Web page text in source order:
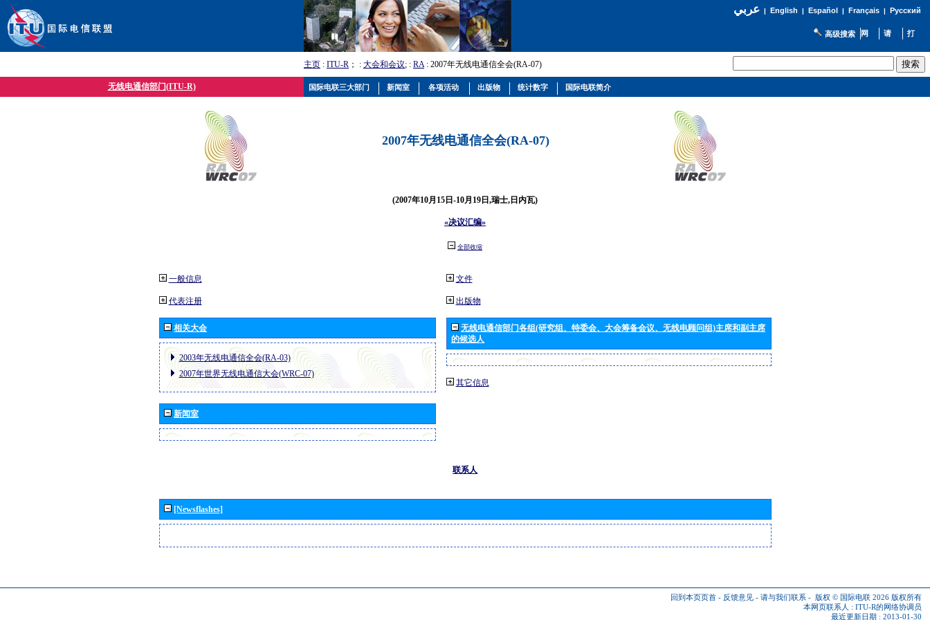
عربي| English | Español | Français| Русский
高级搜索
主页 : ITU-R ； : 大会和会议; : RA: 2007年无线电通信全会(RA-07)
无线电通信部门(ITU-R)
2007年无线电通信全会(RA-07)
(2007年10月15日-10月19日,瑞士,日内瓦)
«决议汇编»
全部收缩
一般信息
代表注册
相关大会
2003年无线电通信全会(RA-03)
2007年世界无线电通信大会(WRC-07)
新闻室
文件
出版物
无线电通信部门各组(研究组、特委会、大会筹备会议、无线电顾问组)主席和副主席
的候选人
其它信息
联系人
[Newsflashes]
回到本页页首 - 反馈意见 - 请与我们联系 - 版权 © 国际电联 2026 版权所有
本网页联系人 : ITU-R的网络协调员
最近更新日期 : 2013-01-30
国际电联三大部门 新闻室 各项活动 出版物 统计数字 国际电联简介